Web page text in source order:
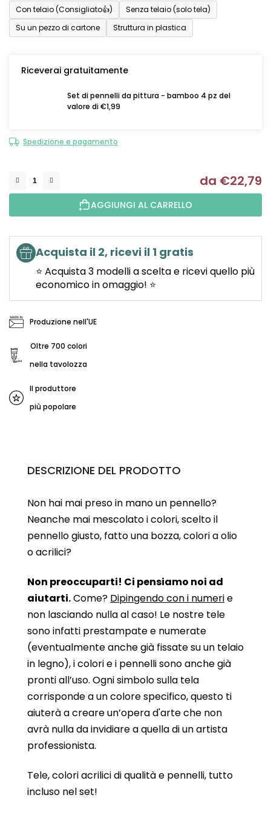
Con telaio (Consigliato👍)
Senza telaio (solo tela)
Su un pezzo di cartone
Struttura in plastica
Riceverai gratuitamente
Set di pennelli da pittura - bamboo 4 pz del
valore di €1,99
Spedizione e pagamento
da €22,79
AGGIUNGI AL CARRELLO
Acquista il 2, ricevi il 1 gratis
⭐ Acquista 3 modelli a scelta e ricevi quello più
economico in omaggio! ⭐
Produzione nell'UE
Oltre 700 colori
nella tavolozza
Il produttore
più popolare
DESCRIZIONE DEL PRODOTTO
Non hai mai preso in mano un pennello?
Neanche mai mescolato i colori, scelto il
pennello giusto, fatto una bozza, colori a olio
o acrilici?
Non preoccuparti! Ci pensiamo noi ad
aiutarti.Come? Dipingendo con i numerie
non lasciando nulla al caso! Le nostre tele
sono infatti prestampate e numerate
(eventualmente anche già fissate su un telaio
in legno), i colori e i pennelli sono anche già
pronti all’uso. Ogni simbolo sulla tela
corrisponde a un colore specifico, questo ti
aiuterà a creare un’opera d'arte che non
avrà nulla da invidiare a quella di un artista
professionista.
Tele, colori acrilici di qualità e pennelli, tutto
incluso nel set!